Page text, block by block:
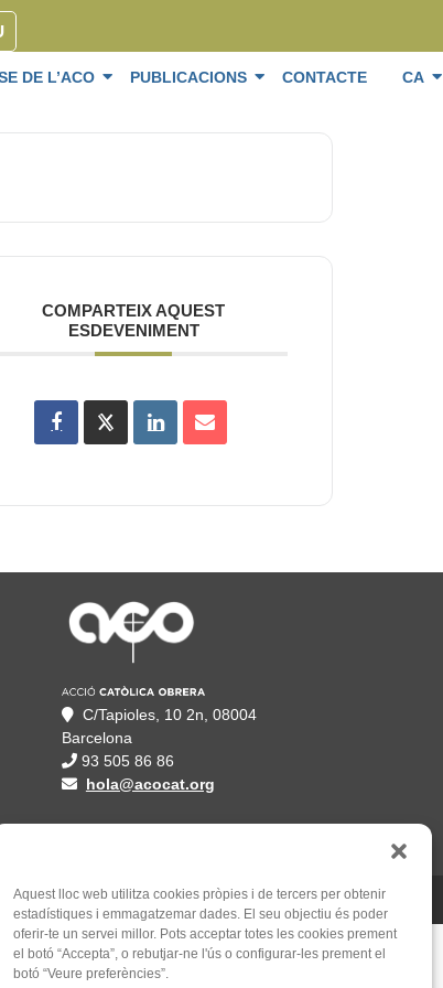
Aquest lloc web utilitza cookies pròpies i de tercers per obtenir
estadístiques i emmagatzemar dades. El seu objectiu és poder
oferir-te un servei millor. Pots acceptar totes les cookies prement
el botó “Accepta”, o rebutjar-ne l'ús o configurar-les prement el
botó “Veure preferències”.
DE L’ACO PUBLICACIONS CONTACTE CA
COMPARTEIX AQUEST
ESDEVENIMENT
C/Tapioles, 10 2n, 08004
Barcelona
93 505 86 86
hola@acocat.org
Un web deMauricio Mardones